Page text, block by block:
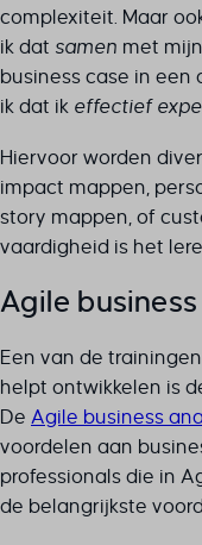
complexiteit. Maar
ik dat samen met
business case in een
ik dat ik effectief
Hiervoor worden
impact mappen,
story mappen, of
vaardigheid is het
Agile
Een van de
helpt ontwikkelen is
De Agile business
voordelen aan
professionals die in
de belangrijkste